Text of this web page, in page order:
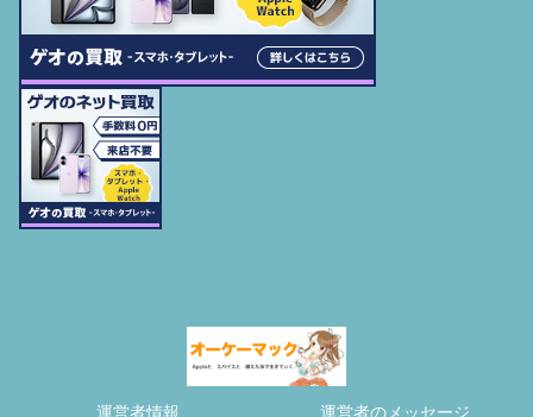
運営者情報 運営者のメッセージ